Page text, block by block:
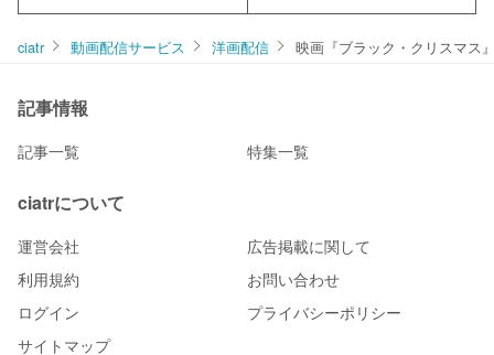
ciatr 動画配信サービス 洋画配信 映画『ブラック・クリスマス
記事情報
記事一覧 特集一覧
ciatrについて
運営会社
広告掲載に関して
利用規約
お問い合わせ
ログイン
プライバシーポリシー
サイトマップ